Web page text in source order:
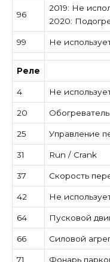
96
2019: Не
2020:
99 Не
Реле
4 Не
20
25 Управление
31 Run / Crank
37 Скорость
42 Не
64 Пусковой
66 Силовой
71 Фонарь